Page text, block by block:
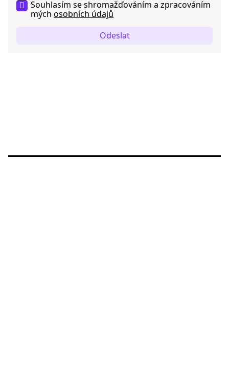
Souhlasím se shromažďováním a zpracováním
mých osobních údajů
Odeslat